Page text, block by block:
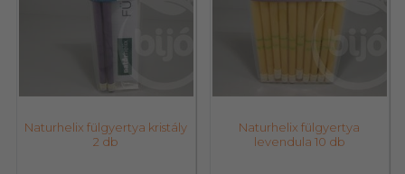
Naturhelix fülgyertya kristály
2 db
Naturhelix fülgyertya
levendula 10 db